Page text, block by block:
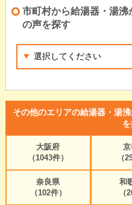
市町村から給湯器・湯沸
の声を探す
その他のエリアの給湯器・湯
大阪府
（1043件）
（
奈良県
（102件）
和
（